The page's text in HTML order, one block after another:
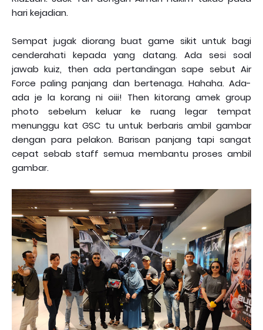
hari kejadian.
Sempat jugak diorang buat game sikit untuk bagi
cenderahati kepada yang datang. Ada sesi soal
jawab kuiz, then ada pertandingan sape sebut Air
Force paling panjang dan bertenaga. Hahaha. Ada-
ada je la korang ni oiii! Then kitorang amek group
photo sebelum keluar ke ruang legar tempat
menunggu kat GSC tu untuk berbaris ambil gambar
dengan para pelakon. Barisan panjang tapi sangat
cepat sebab staff semua membantu proses ambil
gambar.